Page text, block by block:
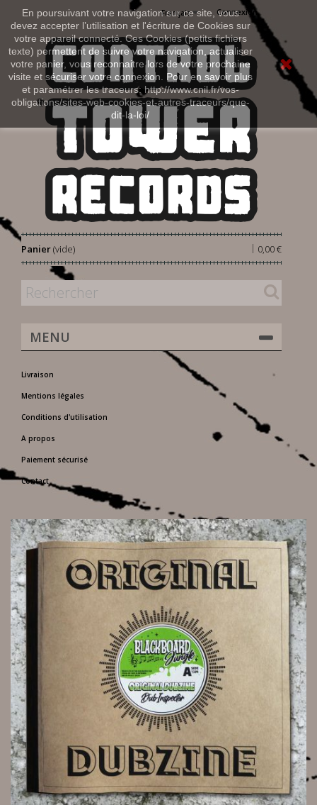
En poursuivant votre navigation sur ce site, vous
devez accepter l’utilisation et l'écriture de Cookies sur
votre appareil connecté. Ces Cookies (petits fichiers
texte) permettent de suivre votre navigation, actualiser
votre panier, vous reconnaitre lors de votre prochaine
visite et sécuriser votre connexion. Pour en savoir plus
et paramétrer les traceurs: http://www.cnil.fr/vos-
obligations/sites-web-cookies-et-autres-traceurs/que-
dit-la-loi/
Connexion
Français
Panier 0,00 €
|
(vide)
MENU
Livraison
Mentions légales
Conditions d'utilisation
A propos
Paiement sécurisé
Contact